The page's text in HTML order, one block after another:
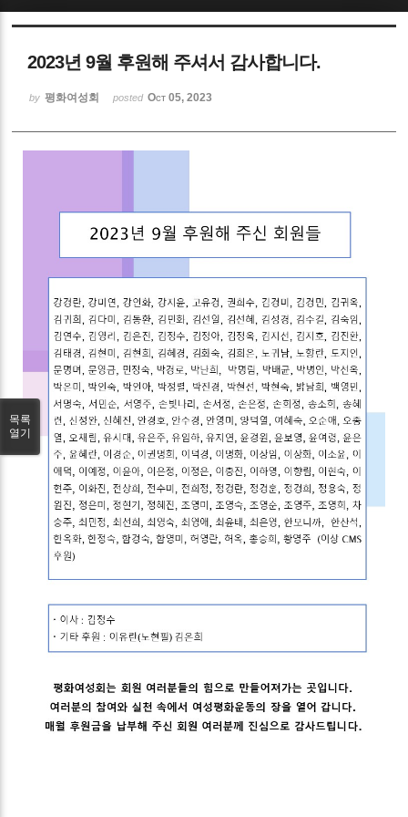
2023년 9월 후원해 주셔서 감사합니다.
by 평화여성회 posted Oct 05, 2023
목록
열기
Sketchbook5, 스케치북5
Sketchbook5, 스케치북5